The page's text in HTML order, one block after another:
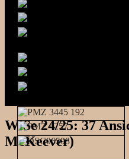
WiSe 24/25: 37
McKeever)